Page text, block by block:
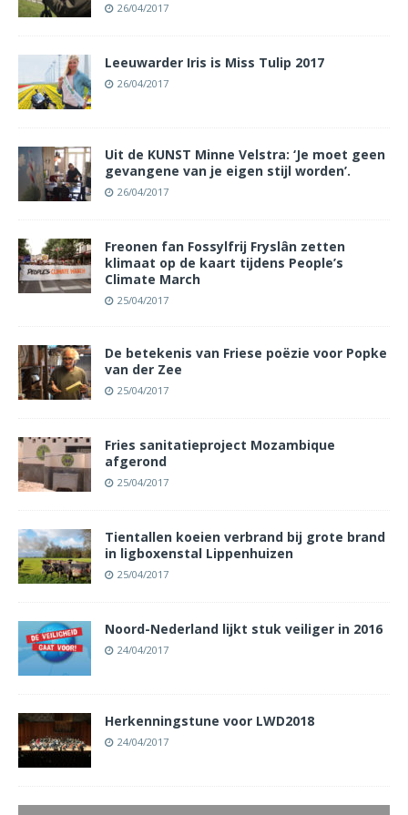
26/04/2017
Leeuwarder Iris is Miss Tulip 2017
26/04/2017
Uit de KUNST Minne Velstra: ‘Je moet geen
gevangene van je eigen stijl worden’.
26/04/2017
Freonen fan Fossylfrij Fryslân zetten
klimaat op de kaart tijdens People’s
Climate March
25/04/2017
De betekenis van Friese poëzie voor Popke
van der Zee
25/04/2017
Fries sanitatieproject Mozambique
afgerond
25/04/2017
Tientallen koeien verbrand bij grote brand
in ligboxenstal Lippenhuizen
25/04/2017
Noord-Nederland lijkt stuk veiliger in 2016
24/04/2017
Herkenningstune voor LWD2018
24/04/2017